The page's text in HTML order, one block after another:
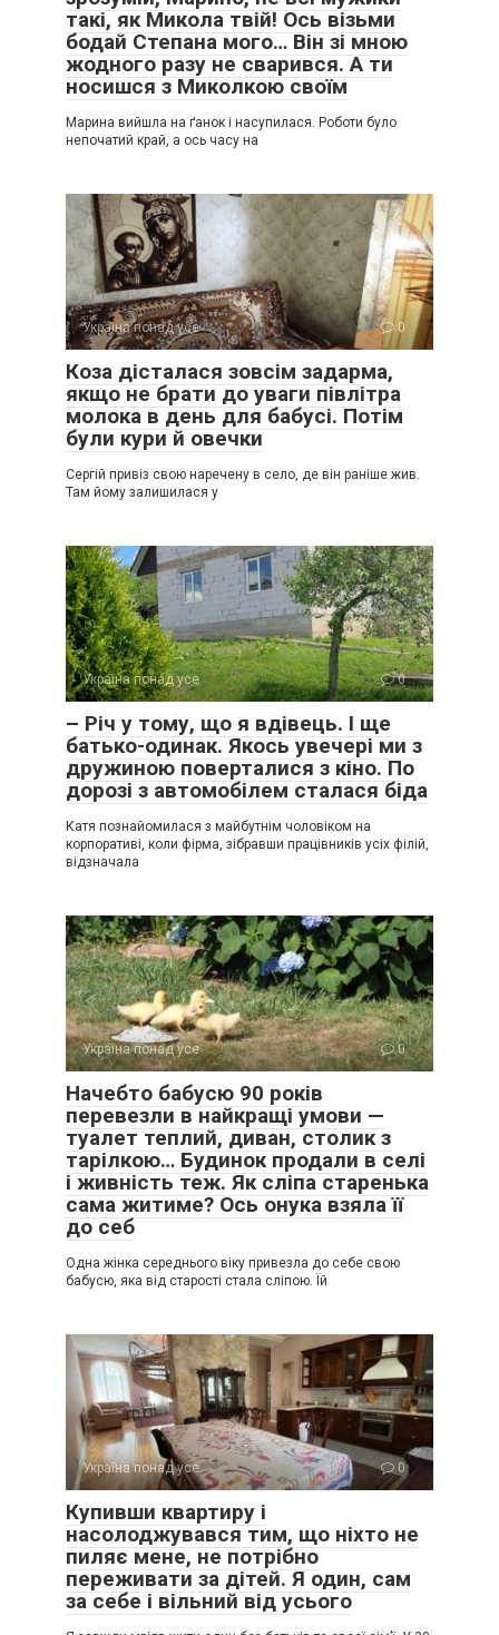
такі, як Микола твій! Ось візьми
бодай Степана мого… Він зі мною
жодного разу не сварився. А ти
носишся з Миколкою своїм
Марина вийшла на ґанок і насупилася. Роботи було
непочатий край, а ось часу на
Україна понад усе 0
Коза дісталася зовсім задарма,
якщо не брати до уваги півлітра
молока в день для бабусі. Потім
були кури й овечки
Сергій привіз свою наречену в село, де він раніше жив.
Там йому залишилася у
Україна понад усе 0
– Річ у тому, що я вдівець. І ще
батько-одинак. Якось увечері ми з
дружиною поверталися з кіно. По
дорозі з автомобілем сталася біда
Катя познайомилася з майбутнім чоловіком на
корпоративі, коли фірма, зібравши працівників усіх філій,
відзначала
Україна понад усе 0
Начебто бабусю 90 років
перевезли в найкращі умови —
туалет теплий, диван, столик з
тарілкою… Будинок продали в селі
і живність теж. Як сліпа старенька
сама житиме? Ось онука взяла її
до себ
Одна жінка середнього віку привезла до себе свою
бабусю, яка від старості стала сліпою. Їй
Україна понад усе 0
Купивши квартиру і
насолоджувався тим, що ніхто не
пиляє мене, не потрібно
переживати за дітей. Я один, сам
за себе і вільний від усього